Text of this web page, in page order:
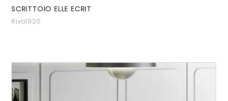
SCRITTOIO ELLE ECRIT
Riva1920